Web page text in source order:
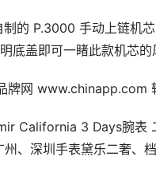
底盖即可一睹此款机芯的
网 www.chinapp.com
California 3 Days腕表
、深圳手表黛乐二奢、档